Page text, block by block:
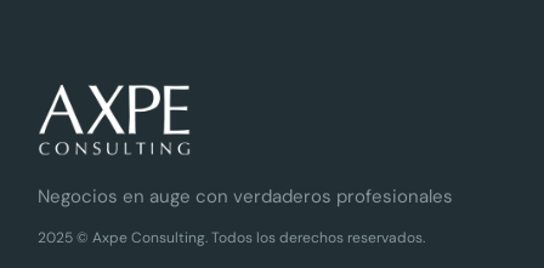
Negocios en auge con verdaderos profesionales
2025 © Axpe Consulting. Todos los derechos reservados.